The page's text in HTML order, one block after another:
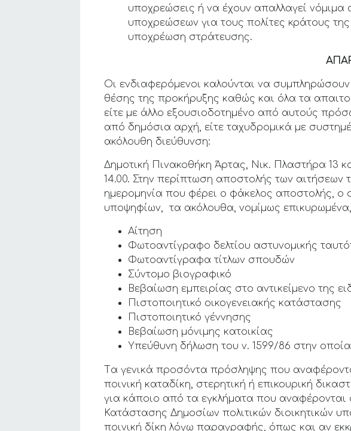
υποχρεώσεις ή να έχουν απαλλαγεί νόμιμα
υποχρεώσεων για τους πολίτες κράτους
υποχρέωση στράτευσης.
Οι ενδιαφερόμενοι καλούνται να
θέσης της προκήρυξης καθώς και όλα τα
είτε με άλλο εξουσιοδοτημένο από αυτούς
από δημόσια αρχή, είτε ταχυδρομικά με
ακόλουθη διεύθυνση:
Δημοτική Πινακοθήκη Άρτας, Νικ. Πλαστήρα 13
14.00. Στην περίπτωση αποστολής των
ημερομηνία που φέρει ο φάκελος αποστολής, ο
υποψηφίων, τα ακόλουθα, νομίμως επικυρωμένα,
Αίτηση
Φωτοαντίγραφο δελτίου αστυνομικής
Φωτοαντίγραφα τίτλων σπουδών
Σύντομο βιογραφικό
Βεβαίωση εμπειρίας στο αντικείμενο της
Πιστοποιητικό οικογενειακής κατάστασης
Πιστοποιητικό γέννησης
Βεβαίωση μόνιμης κατοικίας
Υπεύθυνη δήλωση του ν. 1599/86 στην
Tα γενικά προσόντα πρόσληψης που
ποινική καταδίκη, στερητική ή επικουρική
για κάποιο από τα εγκλήματα που
Κατάστασης Δημοσίων πολιτικών διοικητικών
ποινική δίκη λόγω παραγραφής, όπως και αν